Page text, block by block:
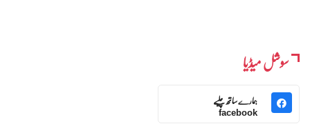
سوشل میڈیا
ہمارے ساتھ چلیے
facebook